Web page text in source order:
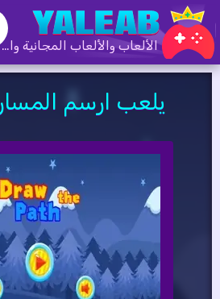
الألعاب والألعاب المجانية والألعاب عبر الإنترنت
يلعب ارسم المسار V17685